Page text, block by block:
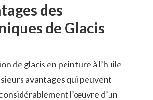
des
de Glacis
de glacis en peinture à l’huile
avantages qui peuvent
l’œuvre d’un